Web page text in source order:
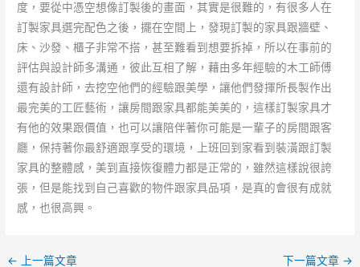
度，要從中憑空想像訂製後的畫面，其實是很難的，有很多人在
訂製家具選完配色之後，擺在空間上，發現訂製的家具跟牆壁、
床、沙發、櫃子非常不搭，甚至難看到想要拆掉，所以在事前的
評估與設計師多溝通，彼此互相了解，藉由多年經驗的木工師傅
還有設計師，去挖空他們的經驗跟美學，讓他們發揮所長製作出
最完美的工匠藝術，讓房間跟家具都能美美的，這樣訂製家具才
有他的效果跟價值，也可以讓陪伴著你可能是一輩子的房間跟客
廳，保持著你最舒適跟享受的環境，上班回到家看到裝潢跟訂製
家具的整體感，美到直接恢復體力都是正常的，雖然這樣說很誇
張，但是能找到自己喜歡的物件跟家具品項，是真的會很有成就
感，也很高興。
← 上一篇文章 下一篇文章 →